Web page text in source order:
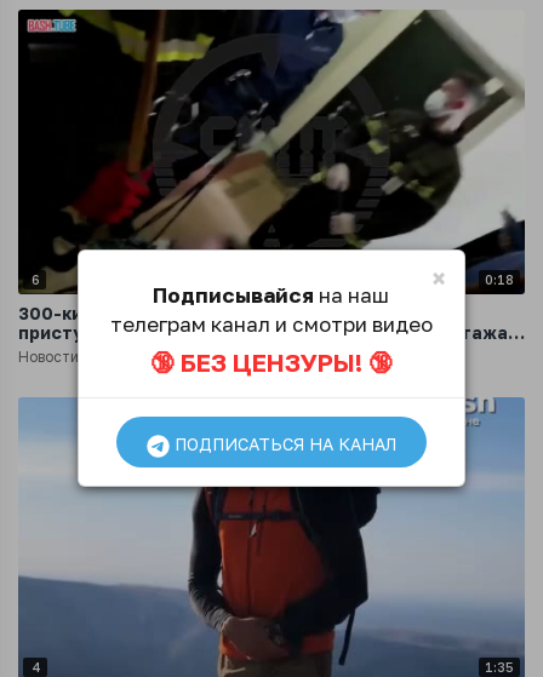
6 0:18
300-килограммовую москвичку с сердечным
приступом вшестером спустили с четвертого этажа в
карету скорой
Новости 2 года назад
4 1:35
×
Подписывайся на наш
телеграм канал и смотри видео
🔞 БЕЗ ЦЕНЗУРЫ! 🔞
ПОДПИСАТЬСЯ НА КАНАЛ